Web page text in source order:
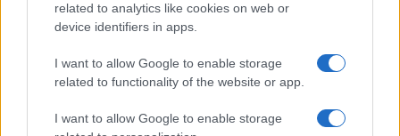
related to analytics like cookies on web or
device identifiers in apps.
I want to allow Google to enable storage
related to functionality of the website or app.
I want to allow Google to enable storage
ZeneVarázslat Nemzetközi Négykezes Zongoraversenyre
más művészeti ágakból érkező ösztöndíjas társaimat is
meghívhattam, akik egy esti kerekasztal-beszélgetés során
saját művészeti programjukból ízelítőt is adtak. A nagyszerű
közös programok arra is inspiráltak, hogy az előadó-